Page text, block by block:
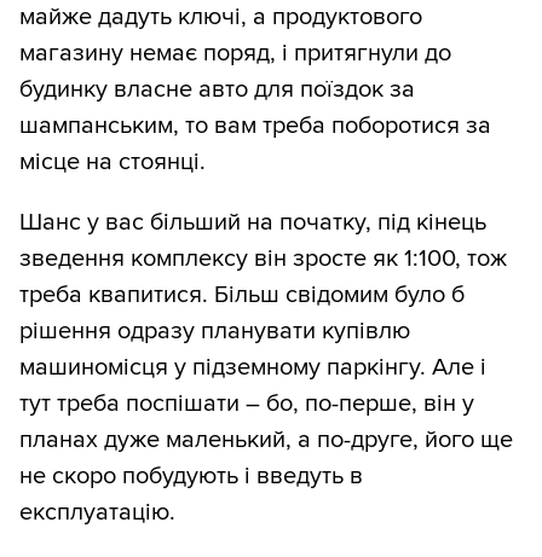
майже дадуть ключі, а продуктового
магазину немає поряд, і притягнули до
будинку власне авто для поїздок за
шампанським, то вам треба поборотися за
місце на стоянці.
Шанс у вас більший на початку, під кінець
зведення комплексу він зросте як 1:100, тож
треба квапитися. Більш свідомим було б
рішення одразу планувати купівлю
машиномісця у підземному паркінгу. Але і
тут треба поспішати – бо, по-перше, він у
планах дуже маленький, а по-друге, його ще
не скоро побудують і введуть в
експлуатацію.